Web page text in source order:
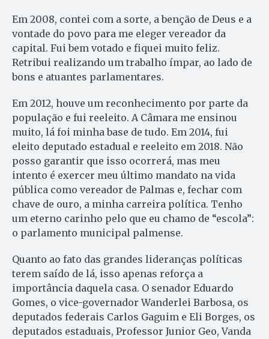
Em 2008, contei com a sorte, a benção de Deus e a
vontade do povo para me eleger vereador da
capital. Fui bem votado e fiquei muito feliz.
Retribui realizando um trabalho ímpar, ao lado de
bons e atuantes parlamentares.
Em 2012, houve um reconhecimento por parte da
população e fui reeleito. A Câmara me ensinou
muito, lá foi minha base de tudo. Em 2014, fui
eleito deputado estadual e reeleito em 2018. Não
posso garantir que isso ocorrerá, mas meu
intento é exercer meu último mandato na vida
pública como vereador de Palmas e, fechar com
chave de ouro, a minha carreira política. Tenho
um eterno carinho pelo que eu chamo de “escola”:
o parlamento municipal palmense.
Quanto ao fato das grandes lideranças políticas
terem saído de lá, isso apenas reforça a
importância daquela casa. O senador Eduardo
Gomes, o vice-governador Wanderlei Barbosa, os
deputados federais Carlos Gaguim e Eli Borges, os
deputados estaduais, Professor Junior Geo, Vanda